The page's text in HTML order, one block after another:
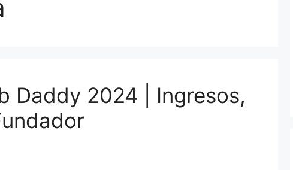
Daddy 2024 | Ingresos,